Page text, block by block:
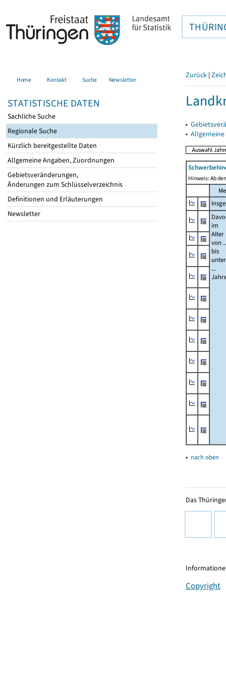
Home Kontakt Suche Newsletter
STATISTISCHE DATEN
Sachliche Suche
Regionale Suche
Kürzlich bereitgestellte Daten
Allgemeine Angaben, Zuordnungen
Gebietsveränderungen,
Änderungen zum Schlüsselverzeichnis
Definitionen und Erläuterungen
Newsletter
Zurück |
▸
▸
Hinweis: Ab
im
Alter
von
bis
unter
...
▴ nach oben
Das
Copyright